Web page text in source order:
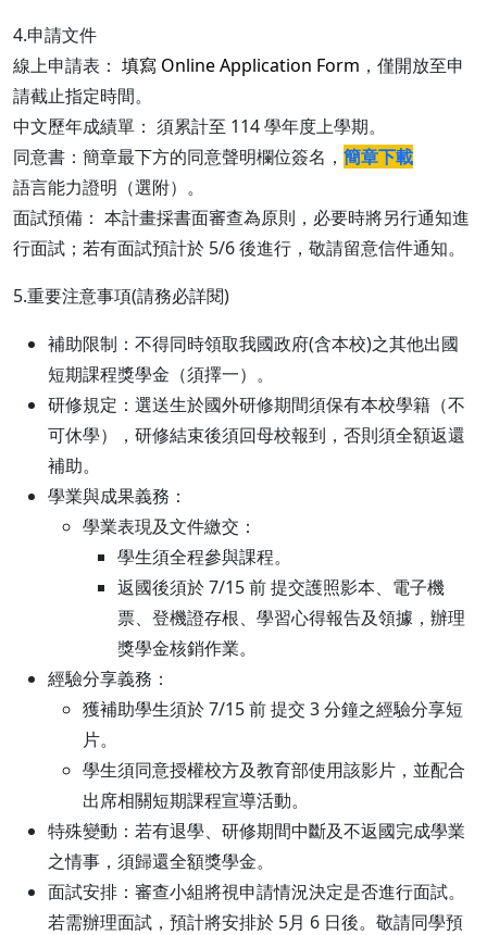
4.申請文件
線上申請表： 填寫 Online Application Form ，僅開放至申
請截止指定時間。
中文歷年成績單： 須累計至 114 學年度上學期。
同意書：簡章最下方的同意聲明欄位簽名， 簡章下載
語言能力證明（選附）。
面試預備： 本計畫採書面審查為原則，必要時將另行通知進
行面試；若有面試預計於 5/6 後進行，敬請留意信件通知。
5.重要注意事項(請務必詳閱)
補助限制：不得同時領取我國政府(含本校)之其他出國
短期課程獎學金（須擇一）。
研修規定：選送生於國外研修期間須保有本校學籍（不
可休學），研修結束後須回母校報到，否則須全額返還
補助。
學業與成果義務：
學業表現及文件繳交：
學生須全程參與課程。
返國後須於 7/15 前 提交護照影本、電子機
票、登機證存根、學習心得報告及領據，辦理
獎學金核銷作業。
經驗分享義務：
獲補助學生須於 7/15 前 提交 3 分鐘之經驗分享短
片。
學生須同意授權校方及教育部使用該影片，並配合
出席相關短期課程宣導活動。
特殊變動：若有退學、研修期間中斷及不返國完成學業
之情事，須歸還全額獎學金。
面試安排：審查小組將視申請情況決定是否進行面試。
若需辦理面試，預計將安排於 5月 6 日後。敬請同學預